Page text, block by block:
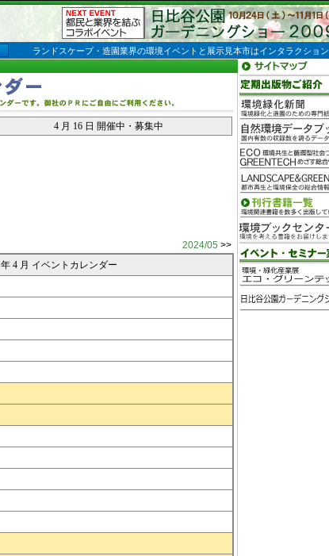
ランドスケープ・造園業界の環境イベントと展示見本市はインタラクション
4 月 16 日 開催中・募集中
2024/05 >>
年 4 月 イベントカレンダー